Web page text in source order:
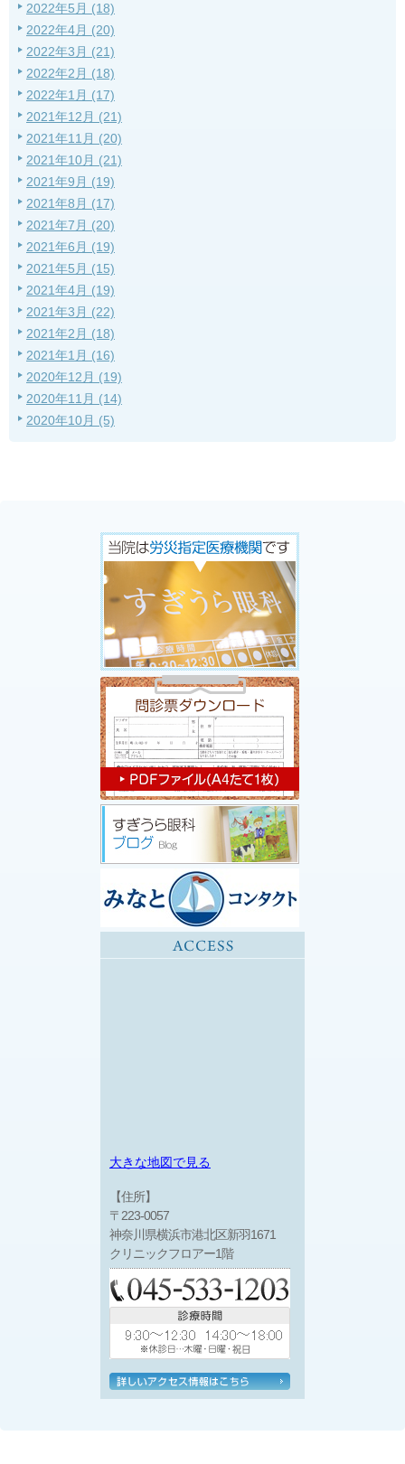
2022年5月 (18)
2022年4月 (20)
2022年3月 (21)
2022年2月 (18)
2022年1月 (17)
2021年12月 (21)
2021年11月 (20)
2021年10月 (21)
2021年9月 (19)
2021年8月 (17)
2021年7月 (20)
2021年6月 (19)
2021年5月 (15)
2021年4月 (19)
2021年3月 (22)
2021年2月 (18)
2021年1月 (16)
2020年12月 (19)
2020年11月 (14)
2020年10月 (5)
大きな地図で見る
【住所】
〒223-0057
神奈川県横浜市港北区新羽1671
クリニックフロアー1階